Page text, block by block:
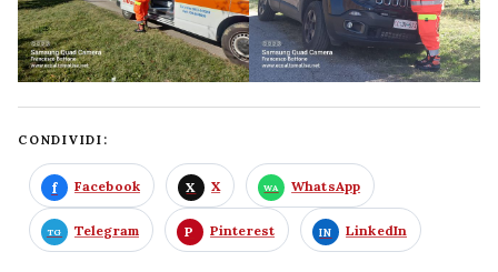
CONDIVIDI:
Facebook X WhatsApp
Telegram Pinterest LinkedIn